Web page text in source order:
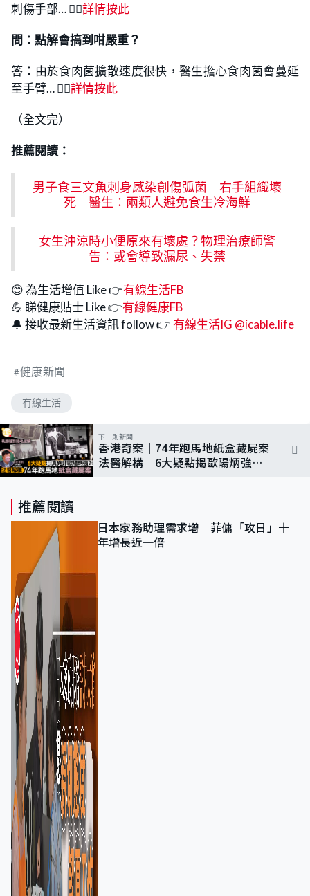
刺傷手部… 👉🏻詳情按此
問：點解會搞到咁嚴重？
答 ： 由於食肉菌擴散速度很快，醫生擔心食肉菌會蔓延
至手臂… 👉🏻詳情按此
（全文完）
推薦閱讀：
男子食三文魚刺身感染創傷弧菌 右手組織壞
死 醫生：兩類人避免食生冷海鮮
女生沖涼時小便原來有壞處？物理治療師警
告：或會導致漏尿、失禁
😊 為生活增值 Like 👉有線生活FB
💪 睇健康貼士 Like 👉有線健康FB
🔔 接收最新生活資訊 follow 👉 有線生活IG @icable.life
健康新聞
有線生活
下一則新聞
香港奇案｜74年跑馬地紙盒藏屍案
法醫解構 6大疑點揭歐陽炳強非
推薦閱讀
日本家務助理需求增 菲傭「攻日」十
年增長近一倍